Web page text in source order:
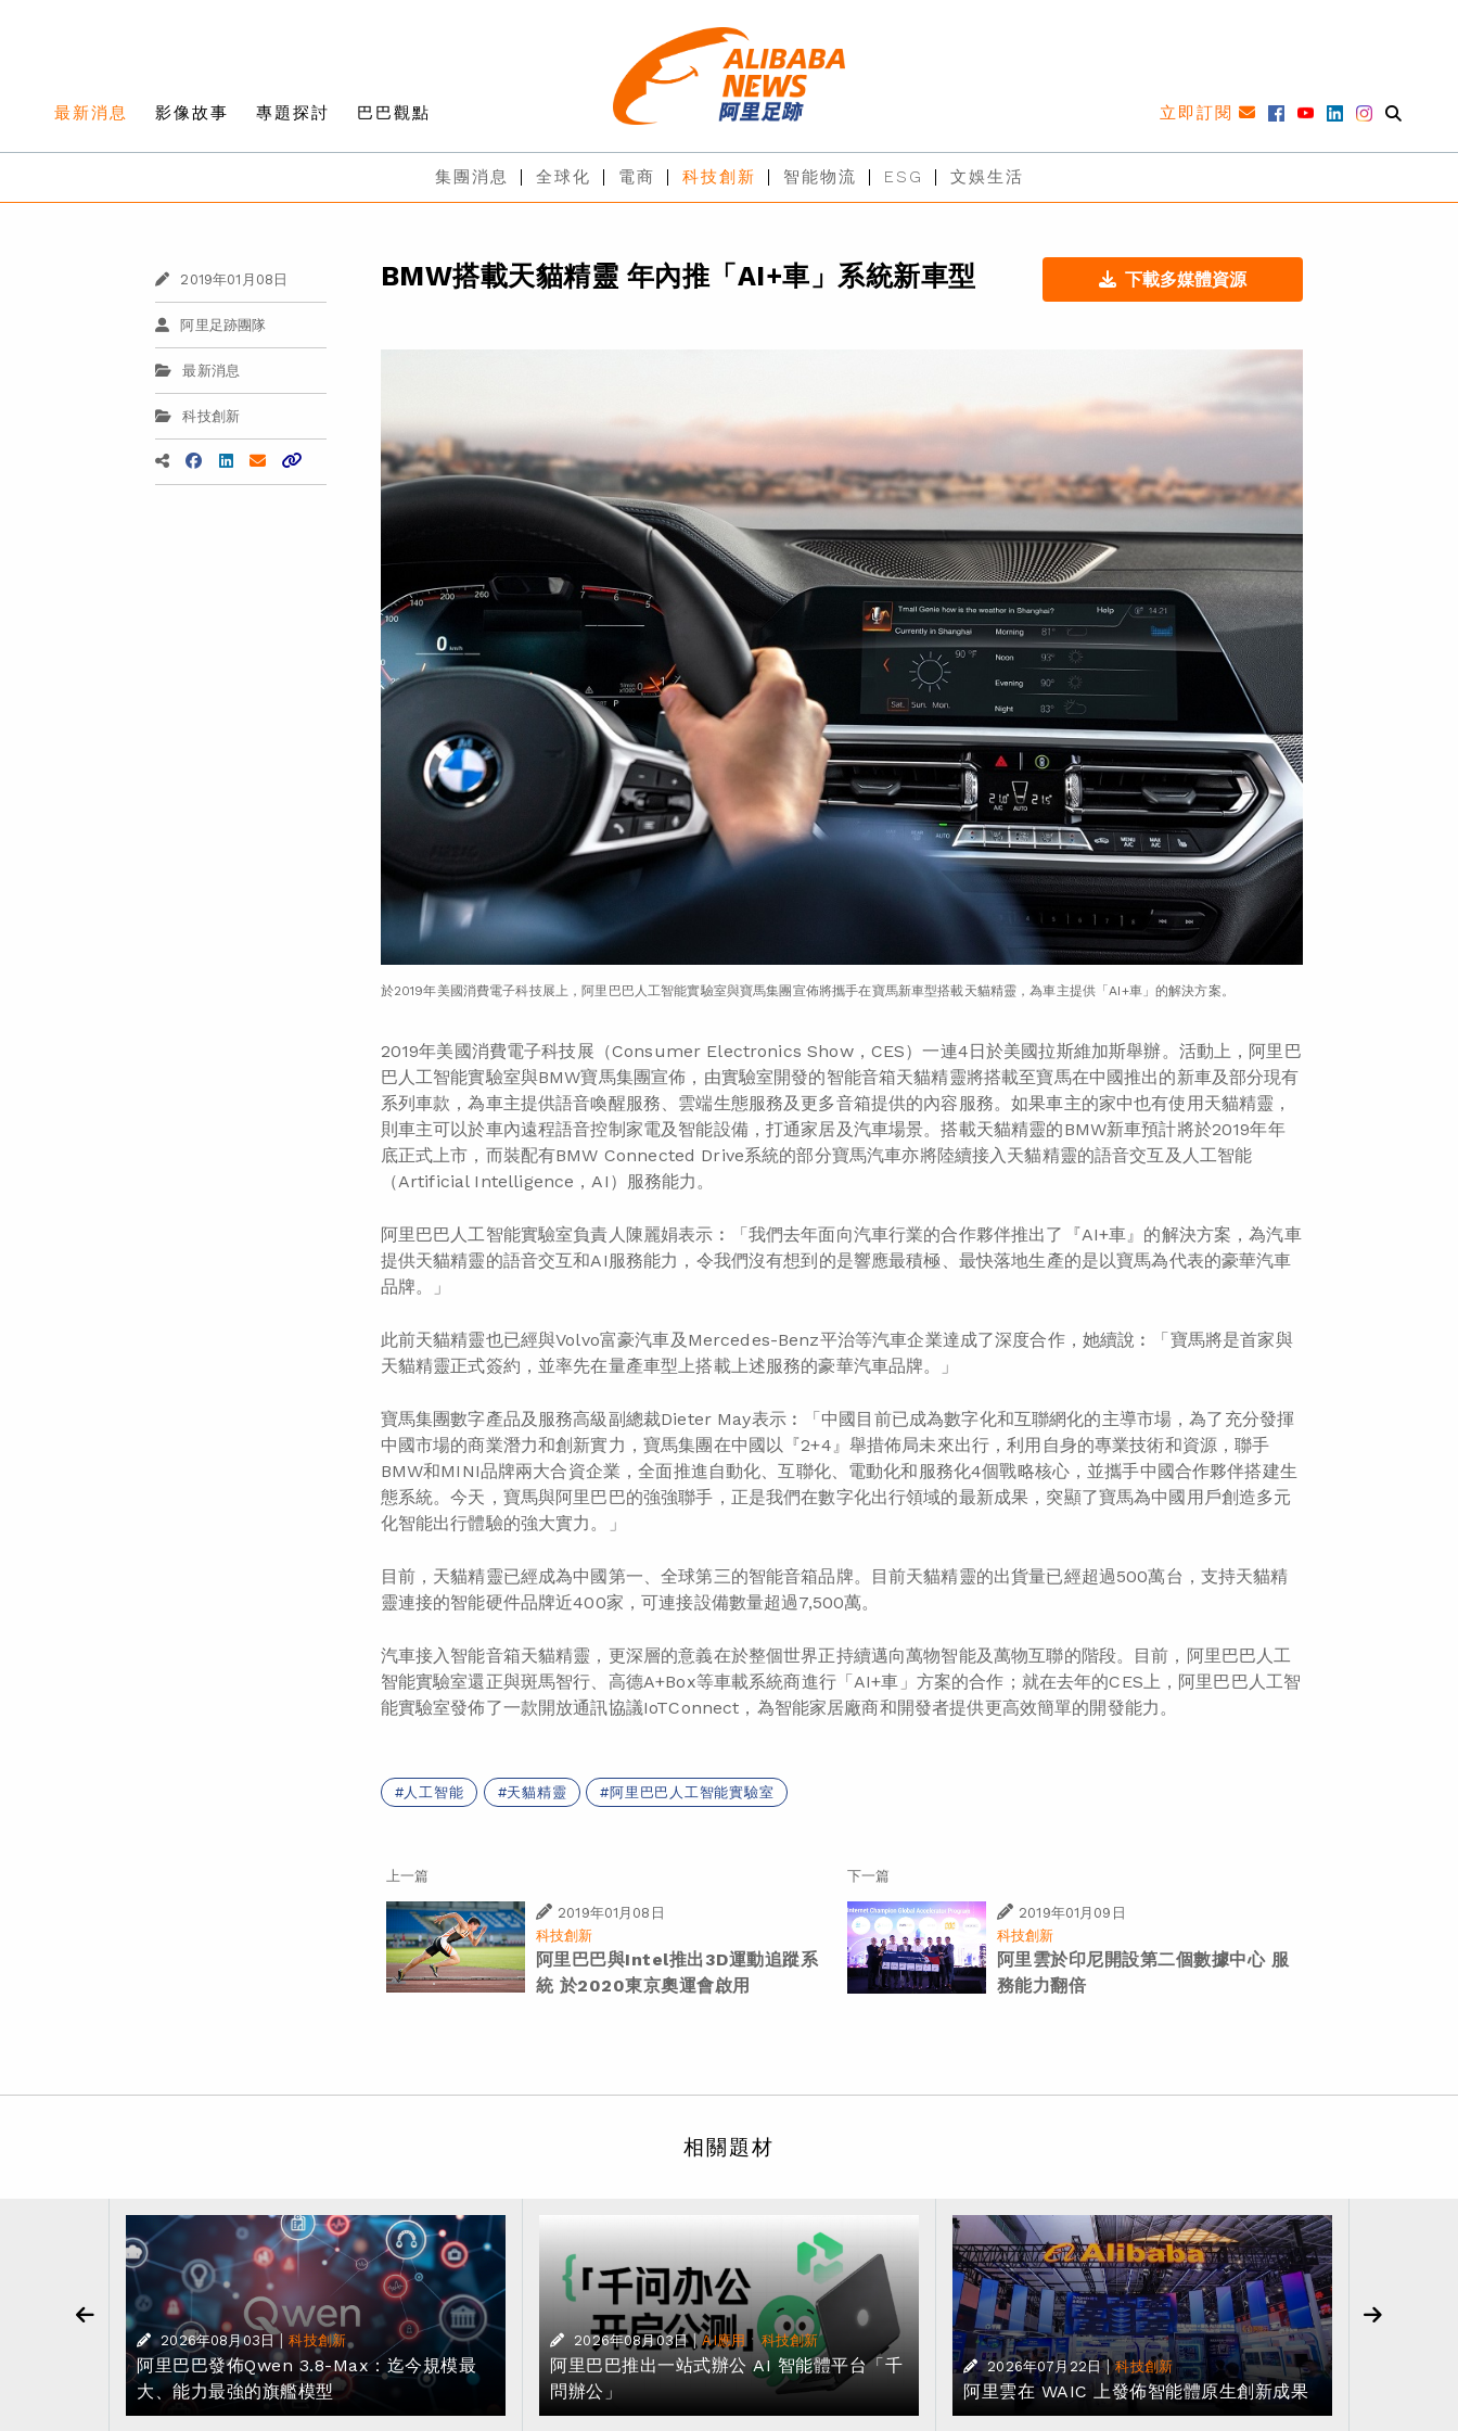
最新消息 影像故事 專題探討 巴巴觀點 立即訂閱
集團消息 全球化 電商 科技創新 智能物流 ESG 文娛生活
2019年01月08日
阿里足跡團隊
最新消息
科技創新
BMW搭載天貓精靈 年內推「AI+車」系統新車型 下載多媒體資源
於2019年美國消費電子科技展上，阿里巴巴人工智能實驗室與寶馬集團宣佈將攜手在寶馬新車型搭載天貓精靈，為車主提供「AI+車」的解決方案。
2019年美國消費電子科技展（Consumer Electronics Show，CES）一連4日於美國拉斯維加斯舉辦。活動上，阿里巴
巴人工智能實驗室與BMW寶馬集團宣佈，由實驗室開發的智能音箱天貓精靈將搭載至寶馬在中國推出的新車及部分現有
系列車款，為車主提供語音喚醒服務、雲端生態服務及更多音箱提供的內容服務。如果車主的家中也有使用天貓精靈，
則車主可以於車內遠程語音控制家電及智能設備，打通家居及汽車場景。搭載天貓精靈的BMW新車預計將於2019年年
底正式上市，而裝配有BMW Connected Drive系統的部分寶馬汽車亦將陸續接入天貓精靈的語音交互及人工智能
（Artificial Intelligence，AI）服務能力。
阿里巴巴人工智能實驗室負責人陳麗娟表示︰「我們去年面向汽車行業的合作夥伴推出了『AI+車』的解決方案，為汽車
提供天貓精靈的語音交互和AI服務能力，令我們沒有想到的是響應最積極、最快落地生產的是以寶馬為代表的豪華汽車
品牌。」
此前天貓精靈也已經與Volvo富豪汽車及 Mercedes-Benz平治等汽車企業達成了深度合作，她續說︰「寶馬將是首家與
天貓精靈正式簽約，並率先在量產車型上搭載上述服務的豪華汽車品牌。」
寶馬集團數字產品及服務高級副總裁Dieter May表示︰「中國目前已成為數字化和互聯網化的主導市場，為了充分發揮
中國市場的商業潛力和創新實力，寶馬集團在中國以『2+4』舉措佈局未來出行，利用自身的專業技術和資源，聯手
BMW和MINI品牌兩大合資企業，全面推進自動化、互聯化、電動化和服務化4個戰略核心，並攜手中國合作夥伴搭建生
態系統。今天，寶馬與阿里巴巴的強強聯手，正是我們在數字化出行領域的最新成果，突顯了寶馬為中國用戶創造多元
化智能出行體驗的強大實力。」
目前，天貓精靈已經成為中國第一、全球第三的智能音箱品牌。目前天貓精靈的出貨量已經超過500萬台，支持天貓精
靈連接的智能硬件品牌近400家，可連接設備數量超過7,500萬。
汽車接入智能音箱天貓精靈，更深層的意義在於整個世界正持續邁向萬物智能及萬物互聯的階段。目前，阿里巴巴人工
智能實驗室還正與斑馬智行、高德A+Box等車載系統商進行「AI+車」方案的合作；就在去年的CES上，阿里巴巴人工智
能實驗室發佈了一款開放通訊協議IoTConnect ，為智能家居廠商和開發者提供更高效簡單的開發能力。
人工智能 天貓精靈 阿里巴巴人工智能實驗室
上一篇
2019年01月08日
科技創新
阿里巴巴與Intel推出3D運動追蹤系
統 於2020東京奧運會啟用
下一篇
2019年01月09日
科技創新
阿里雲於印尼開設第二個數據中心 服
務能力翻倍
相關題材
2026年08月03日 | 科技創新
阿里巴巴發佈Qwen 3.8-Max：迄今規模最
大、能力最強的旗艦模型
2026年08月03日 | AI應用 ·科技創新
阿里巴巴推出一站式辦公 AI 智能體平台「千
問辦公」
2026年07月22日 | 科技創新
阿里雲在 WAIC 上發佈智能體原生創新成果